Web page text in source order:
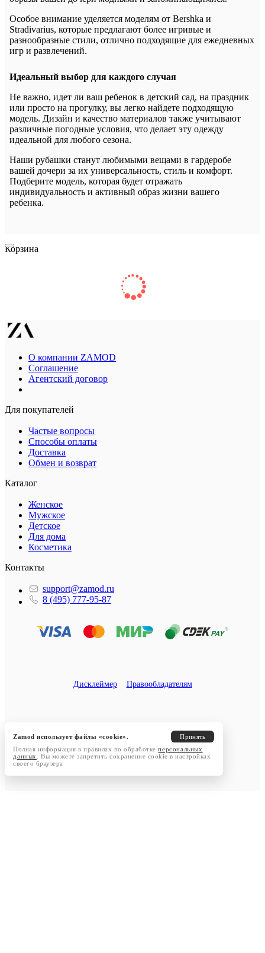
Особое внимание уделяется моделям от Bershka и
Stradivarius, которые предлагают более игривые и
разнообразные стили, отлично подходящие для ежедневных
игр и развлечений.
Идеальный выбор для каждого случая
Не важно, идет ли ваш ребенок в детский сад, на праздник
или просто на прогулку, вы легко найдете подходящую
модель. Дизайн и качество материалов также учитывают
различные погодные условия, что делает эту одежду
идеальной для любого сезона.
Наши рубашки станут любимыми вещами в гардеробе
вашей дочери за их универсальность, стиль и комфорт.
Подберите модель, которая будет отражать
индивидуальность и активный образ жизни вашего
ребенка.
Корзина
О компании ZAMOD
Соглашение
Агентский договор
Для покупателей
Частые вопросы
Способы оплаты
Доставка
Обмен и возврат
Каталог
Женское
Мужское
Детское
Для дома
Косметика
Контакты
support@zamod.ru
8 (495) 777-95-87
Дисклеймер Правообладателям
Zamod использует файлы «cookie».
Принять
Полная информация в правилах по обработкеперсональных
данных
. Вы можете запретить сохранение cookie в настройках
своего браузера